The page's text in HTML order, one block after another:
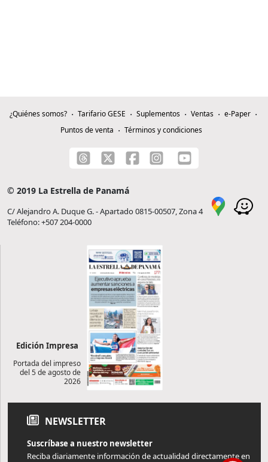
¿Quiénes somos? Tarifario GESE Suplementos Ventas
e-Paper
Puntos de venta
Términos y condiciones
© 2019 La Estrella de Panamá
C/ Alejandro A. Duque G. - Apartado 0815-00507, Zona 4
Teléfono: +507 204-0000
Edición Impresa
Portada del impreso
del 5 de agosto de
2026
NEWSLETTER
Suscríbase a nuestro newsletter
Reciba diariamente información de actualidad directamente en